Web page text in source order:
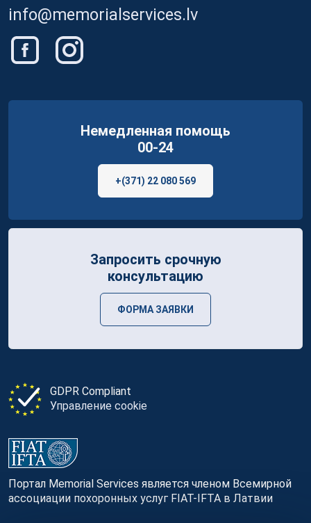
info@memorialservices.lv
GDPR Compliant
Управление cookie
Портал Memorial Services является членом Всемирной
ассоциации похоронных услуг FIAT-IFTA в Латвии
Немедленная помощь
00-24
+(371) 22 080 569
Запросить срочную
консультацию
ФОРМА ЗАЯВКИ